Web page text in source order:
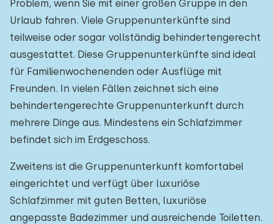
Problem, wenn Sie mit einer großen Gruppe in den
Urlaub fahren. Viele Gruppenunterkünfte sind
teilweise oder sogar vollständig behindertengerecht
ausgestattet. Diese Gruppenunterkünfte sind ideal
für Familienwochenenden oder Ausflüge mit
Freunden. In vielen Fällen zeichnet sich eine
behindertengerechte Gruppenunterkunft durch
mehrere Dinge aus. Mindestens ein Schlafzimmer
befindet sich im Erdgeschoss.
Zweitens ist die Gruppenunterkunft komfortabel
eingerichtet und verfügt über luxuriöse
Schlafzimmer mit guten Betten, luxuriöse
angepasste Badezimmer und ausreichende Toiletten.